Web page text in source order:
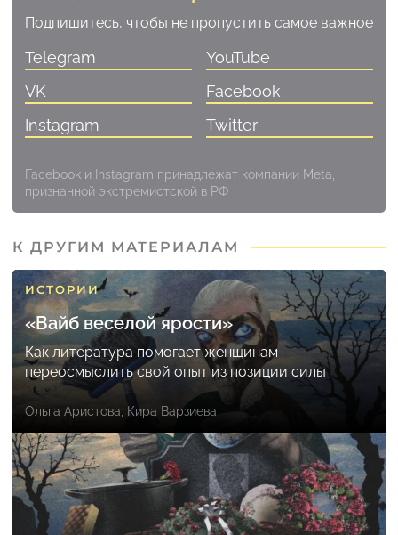
Подпишитесь, чтобы не пропустить самое важное
Telegram
YouTube
VK
Facebook
Instagram
Twitter
Facebook и Instagram принадлежат компании Meta,
признанной экстремистской в РФ
К ДРУГИМ МАТЕРИАЛАМ
ИСТОРИИ
«Вайб веселой ярости»
Как литература помогает женщинам
переосмыслить свой опыт из позиции силы
Ольга Аристова, Кира Варзиева